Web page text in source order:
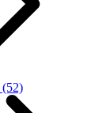
(52)